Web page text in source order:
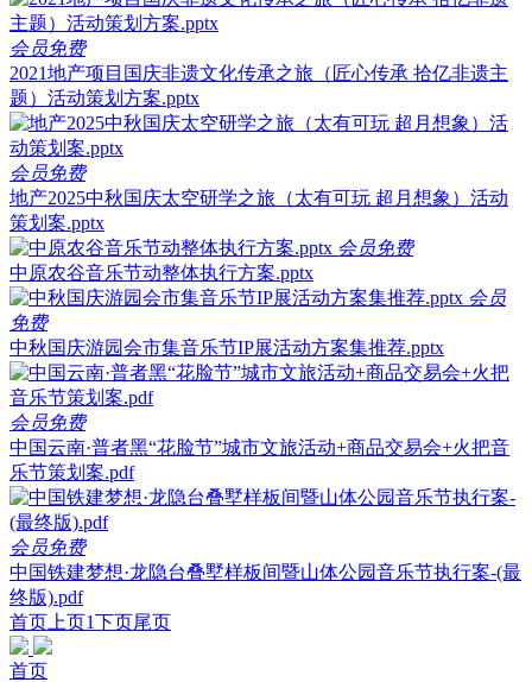
会员免费
2021地产项目国庆非遗文化传承之旅（匠心传承 拾亿非遗主
题）活动策划方案.pptx
会员免费
地产2025中秋国庆太空研学之旅（太有可玩 超月想象）活动
策划案.pptx
会员免费
中原农谷音乐节动整体执行方案.pptx
会员
免费
中秋国庆游园会市集音乐节IP展活动方案集推荐.pptx
会员免费
中国云南·普者黑“花脸节”城市文旅活动+商品交易会+火把音
乐节策划案.pdf
会员免费
中国铁建梦想·龙隐台叠墅样板间暨山体公园音乐节执行案-(最
终版).pdf
首页 上页1下页尾页
首页